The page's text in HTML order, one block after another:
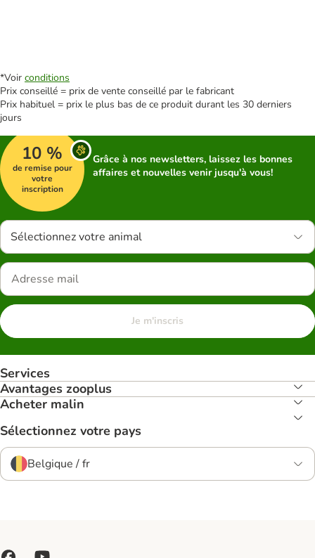
*Voir conditions
Prix conseillé = prix de vente conseillé par le fabricant
Prix habituel = prix le plus bas de ce produit durant les 30 derniers
jours
10 %
de remise pour
votre
inscription
Grâce à nos newsletters, laissez les bonnes
affaires et nouvelles venir jusqu'à vous!
Sélectionnez votre animal
Je m'inscris
Services
Avantages zooplus
Acheter malin
Sélectionnez votre pays
Belgique / fr